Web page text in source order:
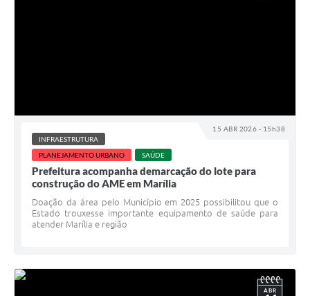
15 ABR 2026 - 15h38
INFRAESTRUTURA
PLANEJAMENTO URBANO
SAÚDE
Prefeitura acompanha demarcação do lote para
construção do AME em Marília
Doação da área pelo Município em 2025 possibilitou que o
Estado trouxesse importante equipamento de saúde para
atender Marília e região
ABR